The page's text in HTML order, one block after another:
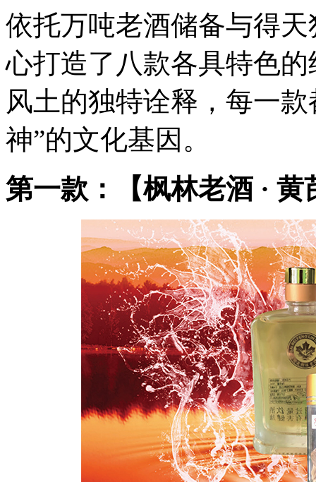
依托万吨老酒储备与得
心打造了八款各具特色
风土的独特诠释，每一
神”的文化基因。
第一款：【枫林老酒 · 黄